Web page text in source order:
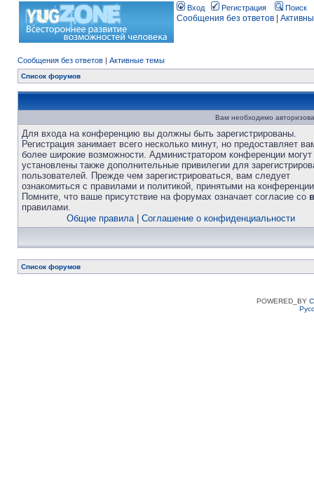
Вход Регистрация Поиск
Сообщения без ответов
Сообщения без ответов | Активные темы
Список форумов
Вам необходимо
Для входа на конференцию вы должны быть зарегистрированы.
Регистрация занимает всего несколько минут, но предоставляет
более широкие возможности. Администратором конференции
установлены также дополнительные привилегии для
пользователей. Прежде чем зарегистрироваться, вам следует
ознакомиться с правилами и политикой, принятыми на
Помните, что ваше присутствие на форумах означает согласие со
правилами.
Общие правила| Соглашение о конфиденциальности
Список форумов
POWERED_BY